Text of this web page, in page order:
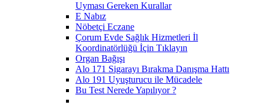
Uyması Gereken Kurallar
E Nabız
Nöbetçi Eczane
Çorum Evde Sağlık Hizmetleri İl
Koordinatörlüğü İçin Tıklayın
Organ Bağışı
Alo 171 Sigarayı Bırakma Danışma Hattı
Alo 191 Uyuşturucu ile Mücadele
Bu Test Nerede Yapılıyor ?